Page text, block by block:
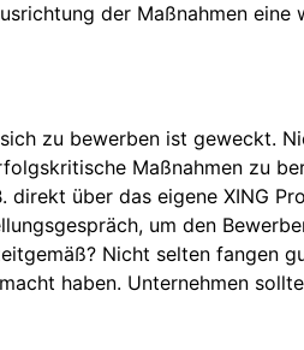
der Maßnahmen
zu bewerben ist geweckt.
Maßnahmen zu
direkt über das eigene XING
um den
Nicht selten fangen
haben. Unternehmen